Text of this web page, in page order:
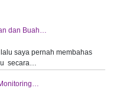
dan Buah…
saya pernah membahas
secara…